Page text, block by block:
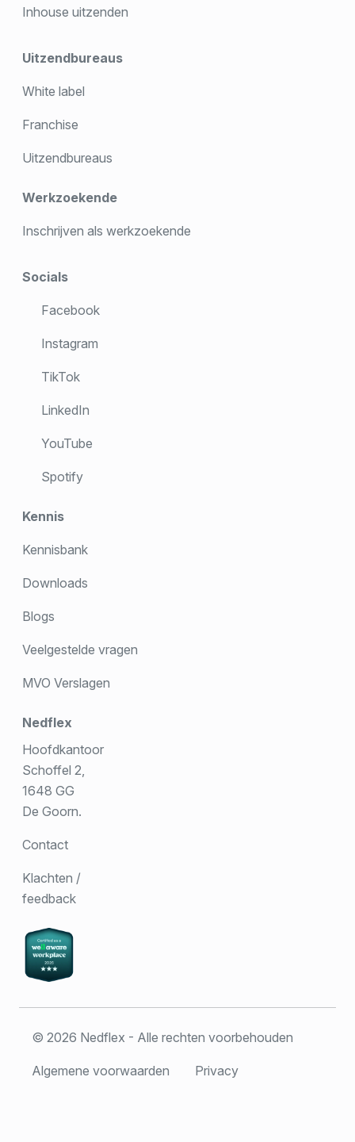
Inhouse uitzenden
Uitzendbureaus
White label
Franchise
Uitzendbureaus
Werkzoekende
Inschrijven als werkzoekende
Socials
Facebook
Instagram
TikTok
LinkedIn
YouTube
Spotify
Kennis
Kennisbank
Downloads
Blogs
Veelgestelde vragen
MVO Verslagen
Nedflex
Hoofdkantoor
Schoffel 2,
1648 GG
De Goorn.
Contact
Klachten /
feedback
© 2026 Nedflex - Alle rechten voorbehouden
Algemene voorwaarden Privacy